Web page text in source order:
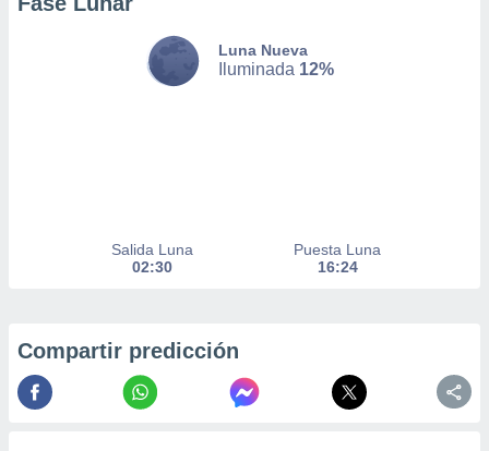
datos
o acceder
datos
Luna Nueva
Iluminada 12%
Salida Luna
02:30
Puesta Luna
16:24
Compartir predicción